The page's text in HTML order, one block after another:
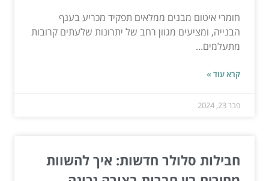
חומרי איטום מבנים ממלאים תפקיד מכריע בענף
הבנייה, ומציעים מגוון רחב של יתרונות שלעתים קרובות
מתעלמים...
קרא עוד »
פבר 23, 2024
חבילות סלולר חדשות: איך להשוות